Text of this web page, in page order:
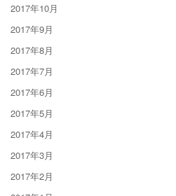
2017年10月
2017年9月
2017年8月
2017年7月
2017年6月
2017年5月
2017年4月
2017年3月
2017年2月